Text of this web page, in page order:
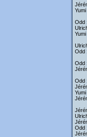
Odd
Yumi
Odd
Odd
Odd
Odd